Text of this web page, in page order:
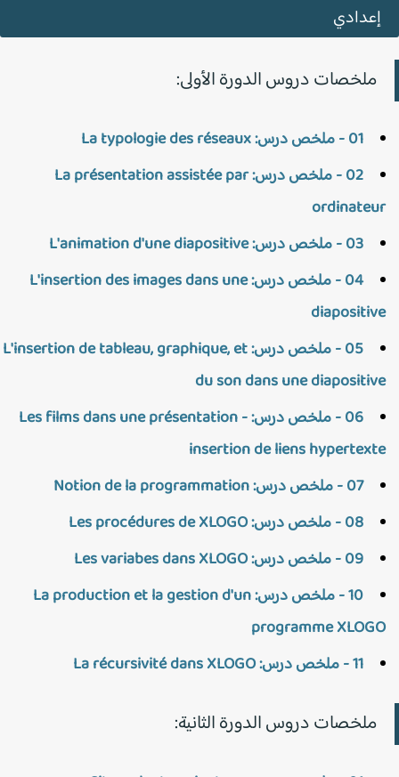
إعدادي
ملخصات دروس الدورة الأولى:
02 - ملخص درس: La présentation assistée par
03 - ملخص درس: L'animation d'une diapositive
04 - ملخص درس: L'insertion des images dans une
05 - ملخص درس: L'insertion de tableau, graphique, et
du son dans une
06 - ملخص درس: Les films dans une présentation -
insertion de liens
07 - ملخص درس: Notion de la programmation
08 - ملخص درس: Les procédures de XLOGO
09 - ملخص درس: Les variabes dans XLOGO
10 - ملخص درس: La production et la gestion d'un
programme
ملخصات دروس الدورة الثانية: